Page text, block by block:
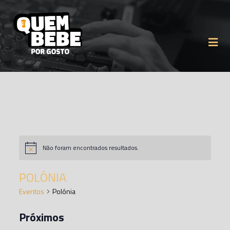
Aviso Não foram encontrados resultados.
POLÓNIA
Eventos Polónia
Próximos